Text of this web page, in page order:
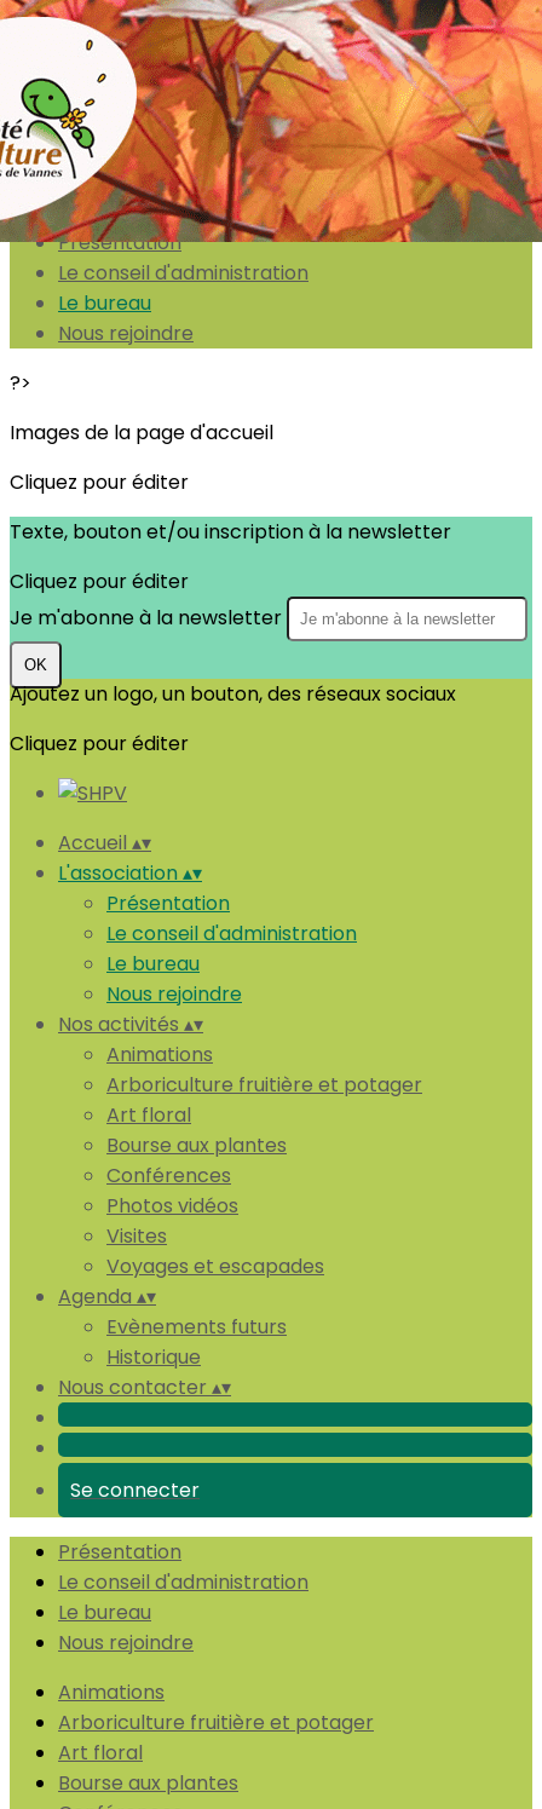
Exporter les lignes sélectionnées
Exporter toutes les colonnes
Exporter uniquement les colonnes affichées
Menu
<
Présentation
Le conseil d'administration
Le bureau
Nous rejoindre
?>
Images de la page d'accueil
Cliquez pour éditer
Texte, bouton et/ou inscription à la newsletter
Cliquez pour éditer
Je m'abonne à la newsletter
OK
Ajoutez un logo, un bouton, des réseaux sociaux
Cliquez pour éditer
Accueil ▴▾
L'association▴▾
Présentation
Le conseil d'administration
Le bureau
Nous rejoindre
Nos activités ▴▾
Animations
Arboriculture fruitière et potager
Art floral
Bourse aux plantes
Conférences
Photos vidéos
Visites
Voyages et escapades
Agenda ▴▾
Evènements futurs
Historique
Nous contacter ▴▾
Se connecter
Présentation
Le conseil d'administration
Le bureau
Nous rejoindre
Animations
Arboriculture fruitière et potager
Art floral
Bourse aux plantes